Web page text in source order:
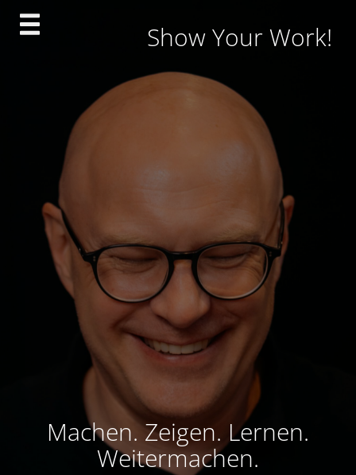
Skip
Show Your Work!
Machen. Zeigen. Lernen.
Weitermachen.